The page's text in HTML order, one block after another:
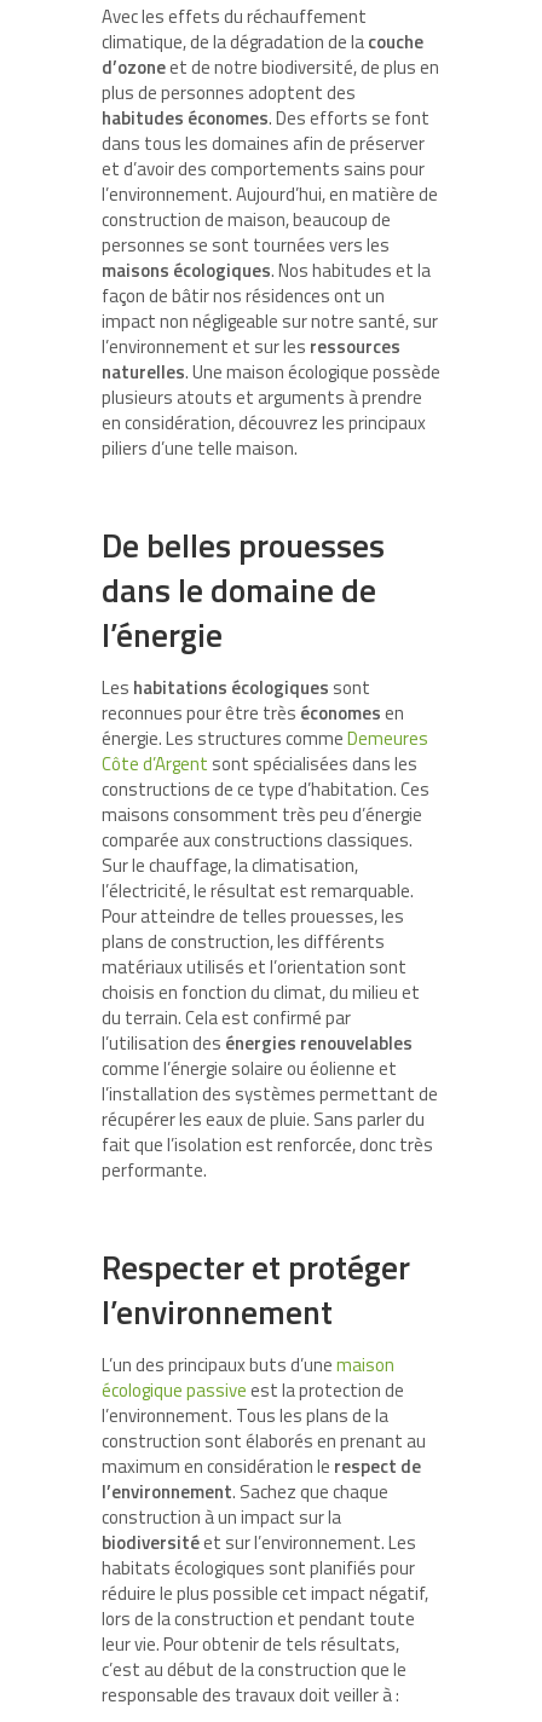
Avec les effets du réchauffement
climatique, de la dégradation de lacouche
d’ozoneet de notre biodiversité, de plus en
plus de personnes adoptent des
habitudes économes. Des efforts se font
dans tous les domaines afin de préserver
et d’avoir des comportements sains pour
l’environnement. Aujourd’hui, en matière de
construction de maison, beaucoup de
personnes se sont tournées vers les
maisons écologiques. Nos habitudes et la
façon de bâtir nos résidences ont un
impact non négligeable sur notre santé, sur
l’environnement et sur les ressources
naturelles. Une maison écologique possède
plusieurs atouts et arguments à prendre
en considération, découvrez les principaux
piliers d’une telle maison.
De belles prouesses
dans le domaine de
l’énergie
Les habitations écologiques sont
reconnues pour être très économesen
énergie. Les structures commeDemeures
Côte d’Argent sont spécialisées dans les
constructions de ce type d’habitation. Ces
maisons consomment très peu d’énergie
comparée aux constructions classiques.
Sur le chauffage, la climatisation,
l’électricité, le résultat est remarquable.
Pour atteindre de telles prouesses, les
plans de construction, les différents
matériaux utilisés et l’orientation sont
choisis en fonction du climat, du milieu et
du terrain. Cela est confirmé par
l’utilisation des énergies renouvelables
comme l’énergie solaire ou éolienne et
l’installation des systèmes permettant de
récupérer les eaux de pluie. Sans parler du
fait que l’isolation est renforcée, donc très
performante.
Respecter et protéger
l’environnement
L’un des principaux buts d’unemaison
écologique passiveest la protection de
l’environnement. Tous les plans de la
construction sont élaborés en prenant au
maximum en considération le respect de
l’environnement. Sachez que chaque
construction à un impact sur la
biodiversitéet sur l’environnement. Les
habitats écologiques sont planifiés pour
réduire le plus possible cet impact négatif,
lors de la construction et pendant toute
leur vie. Pour obtenir de tels résultats,
c’est au début de la construction que le
responsable des travaux doit veiller à :